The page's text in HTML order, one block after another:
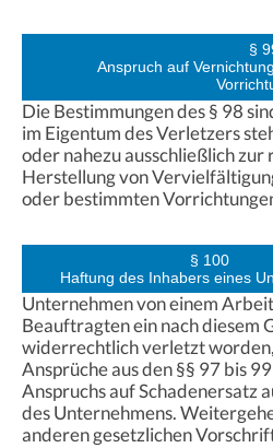
§
Anspruch auf
Die Bestimmungen des § 98
im Eigentum des Verletzers
oder nahezu ausschließlich
Herstellung von
oder bestimmten
§ 100
Haftung des Inhabers eines
Unternehmen von einem
Beauftragten ein nach diesem
widerrechtlich verletzt
Ansprüche aus den §§ 97 bis
Anspruchs auf Schadenersatz
des Unternehmens.
anderen gesetzlichen